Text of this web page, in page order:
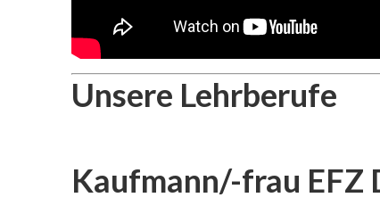
Unsere Lehrberufe
Kaufmann/-frau